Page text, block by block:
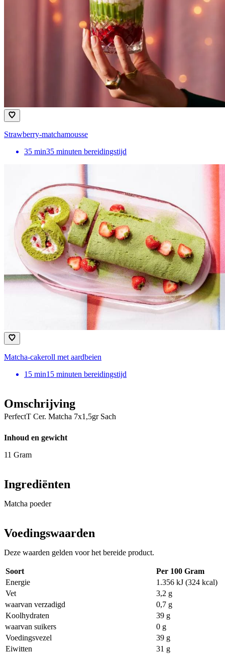
Strawberry-matchamousse
35 min35 minuten bereidingstijd
Matcha-cakeroll met aardbeien​
15 min15 minuten bereidingstijd
Omschrijving
PerfectT Cer. Matcha 7x1,5gr Sach
Inhoud en gewicht
11 Gram
Ingrediënten
Matcha poeder
Voedingswaarden
Deze waarden gelden voor het bereide product.
Soort
Per 100 Gram
Energie
1.356 kJ (324 kcal)
Vet
3,2 g
waarvan verzadigd
0,7 g
Koolhydraten
39 g
waarvan suikers
0 g
Voedingsvezel
39 g
Eiwitten
31 g